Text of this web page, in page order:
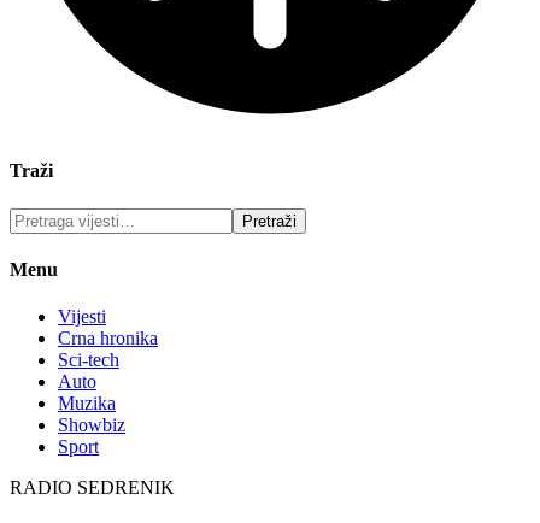
Traži
Menu
Vijesti
Crna hronika
Sci-tech
Auto
Muzika
Showbiz
Sport
RADIO SEDRENIK